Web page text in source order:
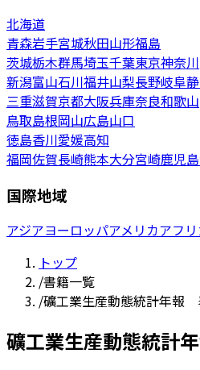
北海道
青森岩手宮城秋田山形福島
茨城栃木群馬埼玉千葉東京神奈川
新潟富山石川福井山梨長野岐阜
三重滋賀京都大阪兵庫奈良和歌山
鳥取島根岡山広島山口
徳島香川愛媛高知
福岡佐賀長崎熊本大分宮崎鹿児島
国際地域
アジアヨーロッパアメリカアフリ
トップ
/書籍一覧
/礦工業生産動態統計年報
礦工業生産動態統計